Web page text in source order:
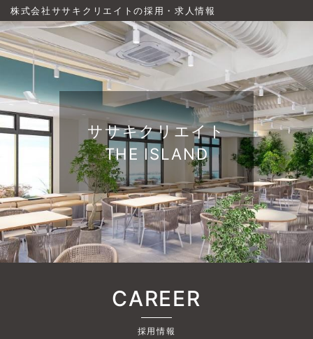
株式会社ササキクリエイトの採用・求人情報
ササキクリエイト
THE ISLAND
CAREER
採用情報